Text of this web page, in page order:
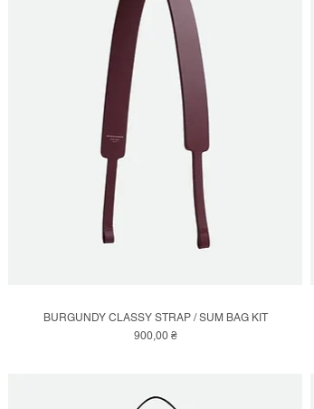
Швидкий перегляд
BURGUNDY CLASSY STRAP / SUM BAG KIT
Ціна
900,00 ₴